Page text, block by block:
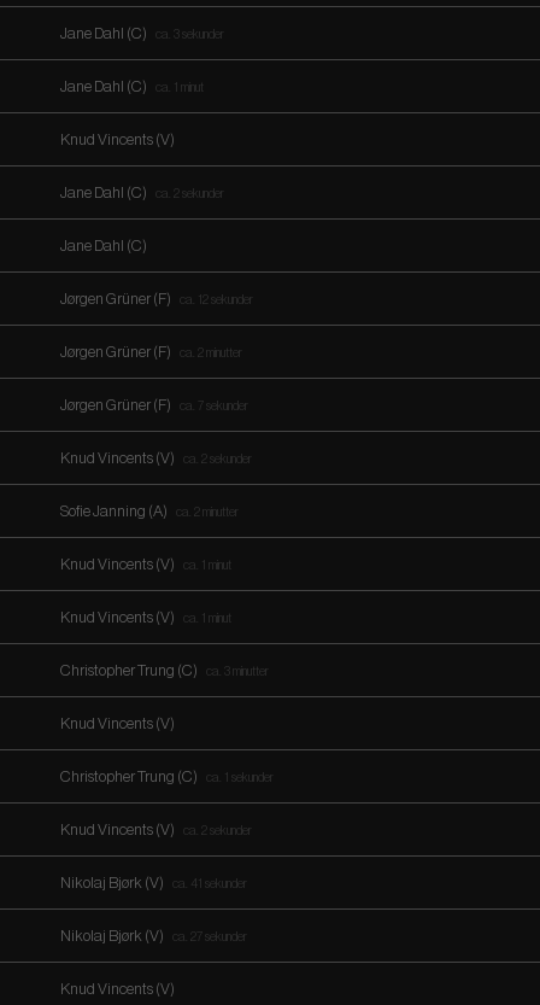
Jane Dahl (C) ca. 3 sekunder
Jane Dahl (C) ca. 1 minut
Knud Vincents (V)
Jane Dahl (C) ca. 2 sekunder
Jane Dahl (C)
Jørgen Grüner (F) ca. 12 sekunder
Jørgen Grüner (F) ca. 2 minutter
Jørgen Grüner (F) ca. 7 sekunder
Knud Vincents (V) ca. 2 sekunder
Sofie Janning (A) ca. 2 minutter
Knud Vincents (V) ca. 1 minut
Knud Vincents (V) ca. 1 minut
Christopher Trung (C) ca. 3 minutter
Knud Vincents (V)
Christopher Trung (C) ca. 1 sekunder
Knud Vincents (V) ca. 2 sekunder
Nikolaj Bjørk (V) ca. 41 sekunder
Nikolaj Bjørk (V) ca. 27 sekunder
Knud Vincents (V)